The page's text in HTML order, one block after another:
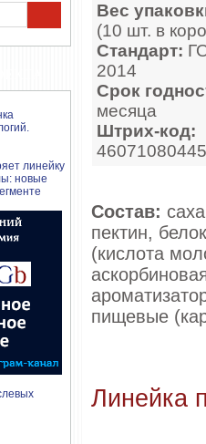
Вес
(10 шт. в
Стандарт:
2014
Срок
месяца
Штрих-код:
Состав:
пектин,
(кислота
пищевые
Линейка